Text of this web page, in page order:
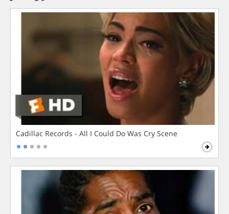
Cadillac Records - All I Could Do Was Cry Scene